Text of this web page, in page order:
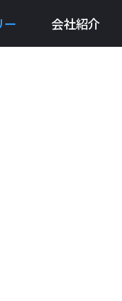
ー 会社紹介